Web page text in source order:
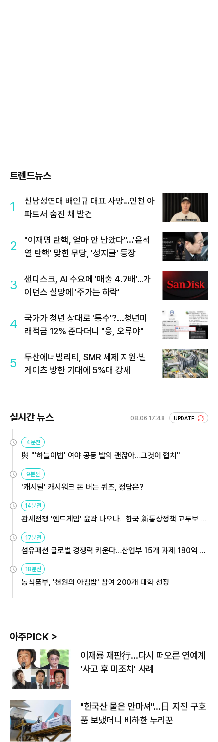
트렌드뉴스
1
신남성연대 배인규 대표 사망…인천 아
파트서 숨진 채 발견
2
"이재명 탄핵, 얼마 안 남았다"...'윤석
열 탄핵' 맞힌 무당, '성지글' 등장
3
샌디스크, AI 수요에 '매출 4.7배'…가
이던스 실망에 '주가는 하락'
4
국가가 청년 상대로 '통수'?...청년미
래적금 12% 준다더니 "응, 오류야"
5
두산에너빌리티, SMR 세제 지원·빌
게이츠 방한 기대에 5%대 강세
실시간 뉴스 08.06 17:48 UPDATE
4분전
與 "'하늘이법' 여야 공동 발의 괜찮아…그것이 협치"
9분전
'캐시딜' 캐시워크 돈 버는 퀴즈, 정답은?
14분전
관세전쟁 '엔드게임' 윤곽 나오나…한국 新통상정책 교두보 활
17분전
섬유패션 글로벌 경쟁력 키운다…산업부 15개 과제 180억 지
18분전
농식품부, '천원의 아침밥' 참여 200개 대학 선정
아주PICK >
이재룡 재판行…다시 떠오른 연예계
'사고 후 미조치' 사례
"한국산 물은 안마셔"…日 지진 구호
품 보냈더니 비하한 누리꾼